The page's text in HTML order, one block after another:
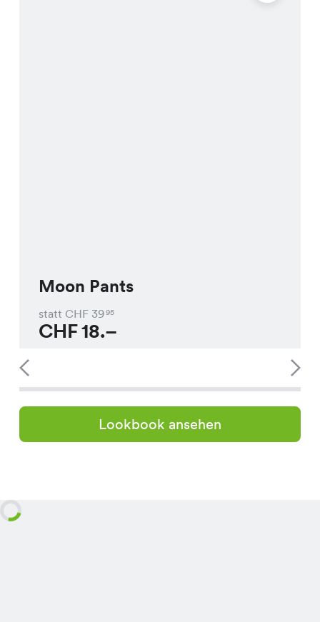
Moon Pants
statt CHF 3995
CHF18.–
Lookbook ansehen